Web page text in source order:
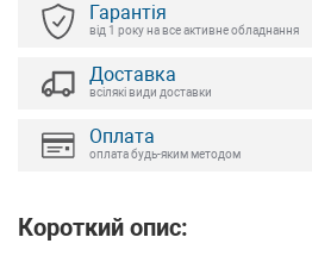
Гарантія
від 1 року на все активне обладнання
Доставка
всілякі види доставки
Оплата
оплата будь-яким методом
Короткий опис: